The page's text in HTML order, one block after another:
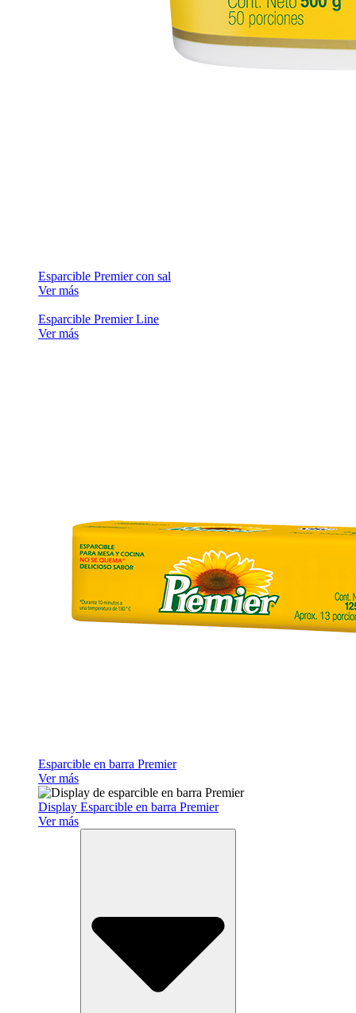
Esparcible Premier con sal
Ver más
Esparcible Premier Line
Ver más
Esparcible en barra Premier
Ver más
Display Esparcible en barra Premier
Ver más